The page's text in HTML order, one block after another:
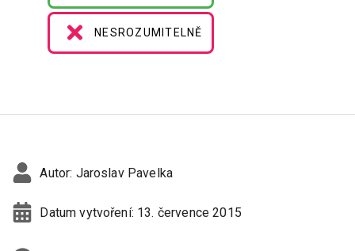
NESROZUMITELNĚ
Autor: Jaroslav Pavelka
Datum vytvoření: 13. července 2015